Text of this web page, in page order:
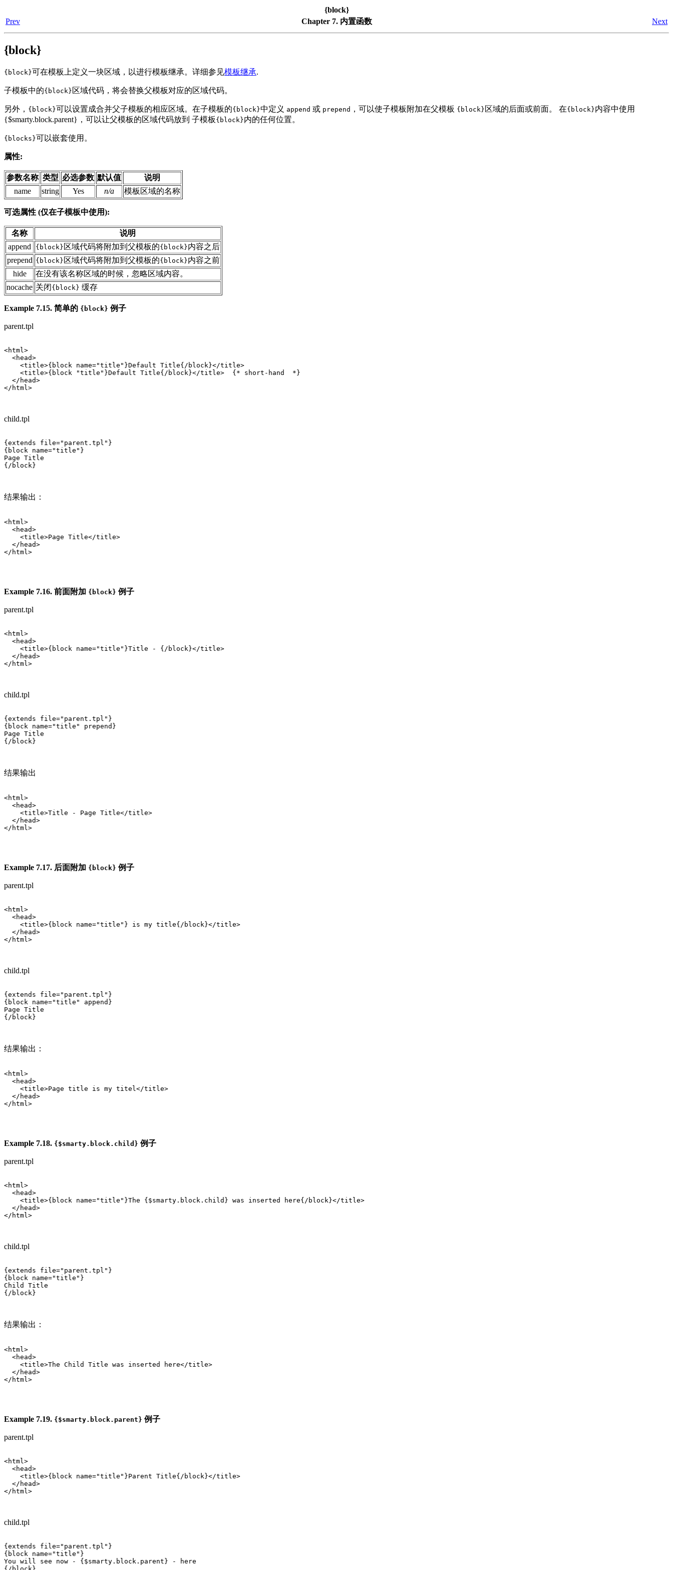
{block}
Prev
Chapter 7. 内置函数 Next
{block}
{block}可在模板上定义一块区域，以进行模板继承。详细参见模板继承.
子模板中的{block} 区域代码，将会替换父模板对应的区域代码。
另外， {block}可以设置成合并父子模板的相应区域。在子模板的{block}中定义 append 或 prepend ，可以使子模板附加在父模板 {block} 区域的后面或前面。 在{block}内容中使用
{$smarty.block.parent}，可以让父模板的区域代码放到 子模板 {block}内的任何位置。
{blocks}可以嵌套使用。
属性:
参数名称 类型 必选参数 默认值
说明
name
string Yes n/a 模板区域的名称
可选属性 (仅在子模板中使用):
名称
说明
append
{block} 区域代码将附加到父模板的{block}内容之后
prepend {block} 区域代码将附加到父模板的{block}内容之前
hide
在没有该名称区域的时候，忽略区域内容。
nocache 关闭 {block} 缓存
Example 7.15. 简单的 {block} 例子
parent.tpl
<html>
  <head>
    <title>{block name="title"}Default Title{/block}</title>
    <title>{block "title"}Default Title{/block}</title>  {* short-hand  *}
  </head>
</html>
child.tpl
{extends file="parent.tpl"}
{block name="title"}
Page Title
{/block}
结果输出：
<html>
  <head>
    <title>Page Title</title>
  </head>
</html>
Example 7.16. 前面附加 {block} 例子
parent.tpl
<html>
  <head>
    <title>{block name="title"}Title - {/block}</title>
  </head>
</html>
child.tpl
{extends file="parent.tpl"}
{block name="title" prepend}
Page Title
{/block}
结果输出
<html>
  <head>
    <title>Title - Page Title</title>
  </head>
</html>
Example 7.17. 后面附加 {block} 例子
parent.tpl
<html>
  <head>
    <title>{block name="title"} is my title{/block}</title>
  </head>
</html>
child.tpl
{extends file="parent.tpl"}
{block name="title" append}
Page Title
{/block}
结果输出：
<html>
  <head>
    <title>Page title is my titel</title>
  </head>
</html>
Example 7.18. {$smarty.block.child} 例子
parent.tpl
<html>
  <head>
    <title>{block name="title"}The {$smarty.block.child} was inserted here{/block}</title>
  </head>
</html>
child.tpl
{extends file="parent.tpl"}
{block name="title"}
Child Title
{/block}
结果输出：
<html>
  <head>
    <title>The Child Title was inserted here</title>
  </head>
</html>
Example 7.19. {$smarty.block.parent} 例子
parent.tpl
<html>
  <head>
    <title>{block name="title"}Parent Title{/block}</title>
  </head>
</html>
child.tpl
{extends file="parent.tpl"}
{block name="title"}
You will see now - {$smarty.block.parent} - here